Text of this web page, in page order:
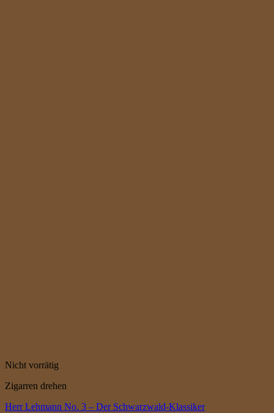
Nicht vorrätig
Zigarren drehen
Herr Lehmann No. 3 – Der Schwarzwald-Klassiker